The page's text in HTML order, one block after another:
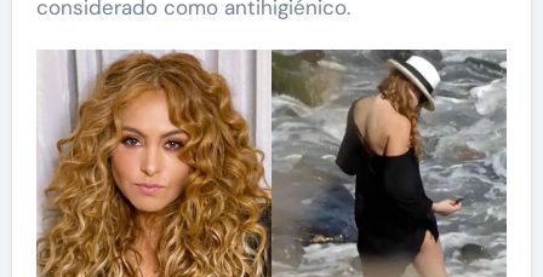
considerado como antihigiénico.